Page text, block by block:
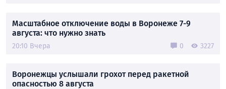
Масштабное отключение воды в Воронеже 7-9
августа: что нужно знать
20:10 Вчера 0 3227
Воронежцы услышали грохот перед ракетной
опасностью 8 августа